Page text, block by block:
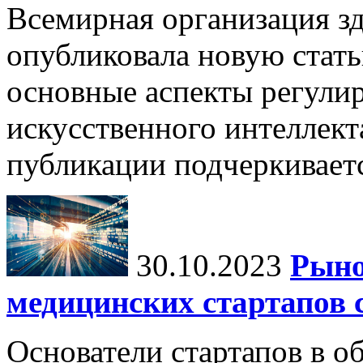
Всемирная организация
опубликовала новую
основные аспекты
искусственного
публикации
30.10.2023
медицинских стартапов
Основатели стартапов в